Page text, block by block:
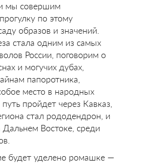
мы совершим
по этому
образов и значений.
стала одним из самых
России, поговорим о
и могучих дубах,
папоротника,
место в народных
пройдет через Кавказ,
стал рододендрон, и
Востоке, среди
будет уделено ромашке —